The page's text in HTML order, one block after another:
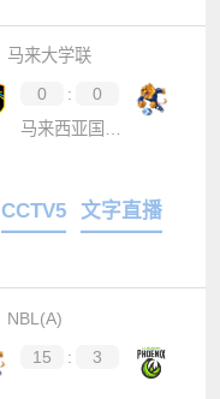
马来大学联
0 :
0
马来西亚国家大学
CCTV5 文字直播
NBL(A)
15 :
3